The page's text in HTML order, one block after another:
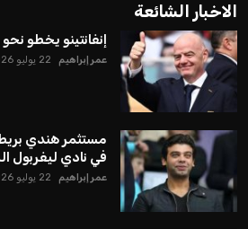
الاخبار الشائعة
إنفانتينو يخطو
عمر إبراهيم 22 يوليو 2026
مستثمر هندي
في نادي ليفربول
عمر إبراهيم 22 يوليو 2026